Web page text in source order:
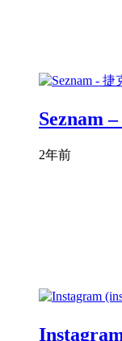
Seznam
2年前